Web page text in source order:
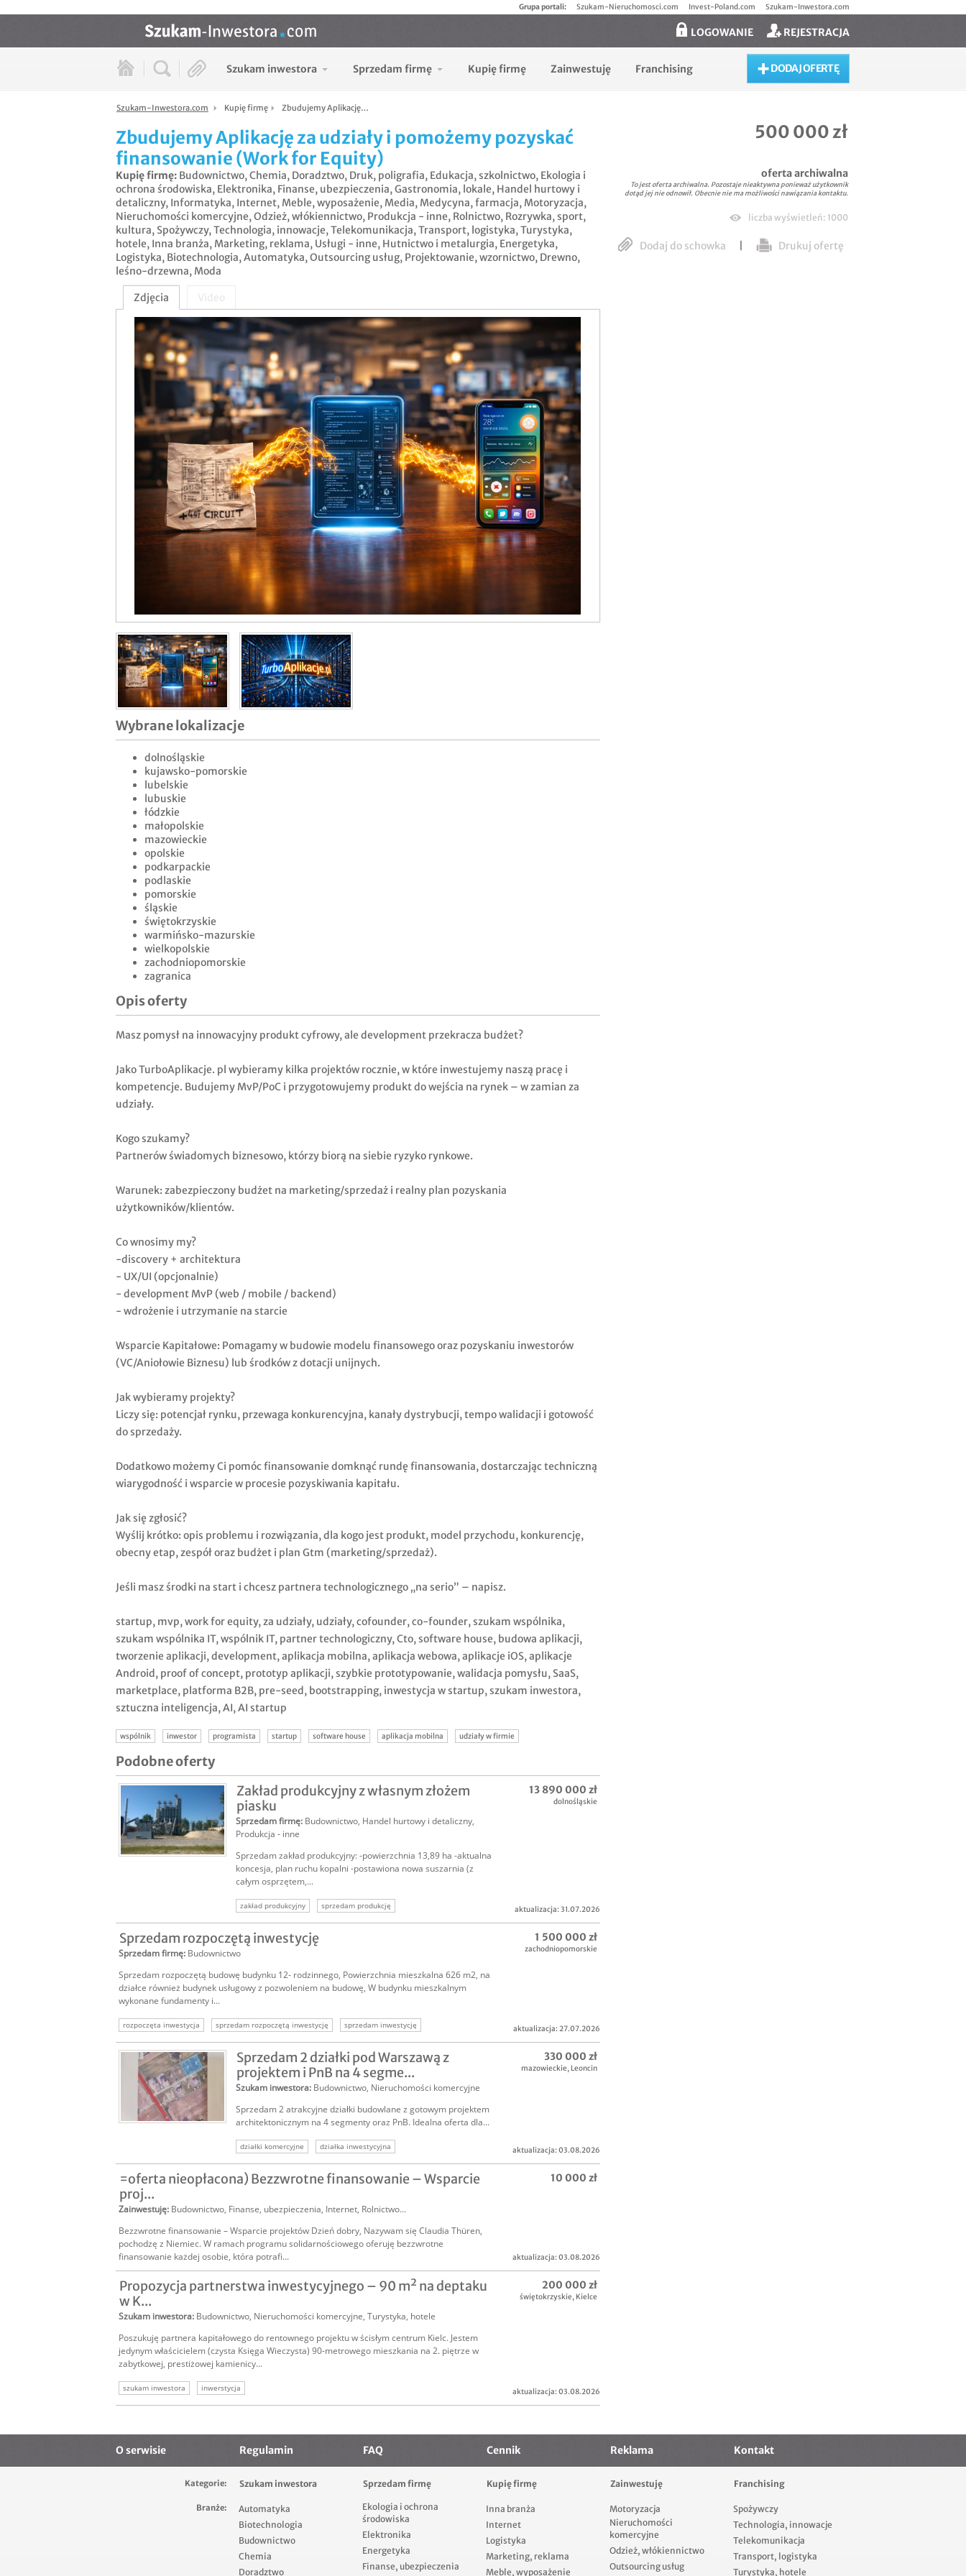
Grupa portali: Szukam-Nieruchomosci.com Invest-Poland.com Szukam-Inwestora.com
LOGOWANIE REJESTRACJA
Szukam inwestora Sprzedam firmę Kupię firmę Zainwestuję Franchising DODAJ OFERTĘ
Szukam-Inwestora.com Kupię firmę Zbudujemy Aplikację…
Zbudujemy Aplikację za udziały i pomożemy pozyskać
finansowanie (Work for Equity)
Kupię firmę: Budownictwo,Chemia, Doradztwo, Druk, poligrafia, Edukacja, szkolnictwo, Ekologia i
ochrona środowiska, Elektronika, Finanse, ubezpieczenia,Gastronomia, lokale, Handel hurtowy i
detaliczny, Informatyka, Internet, Meble, wyposażenie, Media, Medycyna, farmacja, Motoryzacja,
Nieruchomości komercyjne,Odzież, włókiennictwo, Produkcja - inne, Rolnictwo, Rozrywka, sport,
kultura, Spożywczy,Technologia, innowacje,Telekomunikacja,Transport, logistyka,Turystyka,
hotele, Inna branża, Marketing, reklama, Usługi - inne, Hutnictwo i metalurgia, Energetyka,
Logistyka, Biotechnologia,Automatyka,Outsourcing usług, Projektowanie, wzornictwo, Drewno,
leśno-drzewna, Moda
Zdjęcia
Wybrane lokalizacje
dolnośląskie
kujawsko-pomorskie
lubelskie
lubuskie
łódzkie
małopolskie
mazowieckie
opolskie
podkarpackie
podlaskie
pomorskie
śląskie
świętokrzyskie
warmińsko-mazurskie
wielkopolskie
zachodniopomorskie
zagranica
Opis oferty
Masz pomysł na innowacyjny produkt cyfrowy, ale development przekracza budżet?
Jako TurboAplikacje. pl wybieramy kilka projektów rocznie, w które inwestujemy naszą pracę i
kompetencje. Budujemy MvP/PoC i przygotowujemy produkt do wejścia na rynek – w zamian za
udziały.
Kogo szukamy?
Partnerów świadomych biznesowo, którzy biorą na siebie ryzyko rynkowe.
Warunek: zabezpieczony budżet na marketing/sprzedaż i realny plan pozyskania
użytkowników/klientów.
Co wnosimy my?
-discovery + architektura
- UX/UI (opcjonalnie)
- development MvP (web / mobile / backend)
- wdrożenie i utrzymanie na starcie
Wsparcie Kapitałowe: Pomagamy w budowie modelu finansowego oraz pozyskaniu inwestorów
(VC/Aniołowie Biznesu) lub środków z dotacji unijnych.
Jak wybieramy projekty?
Liczy się: potencjał rynku, przewaga konkurencyjna, kanały dystrybucji, tempo walidacji i gotowość
do sprzedaży.
Dodatkowo możemy Ci pomóc finansowanie domknąć rundę finansowania, dostarczając techniczną
wiarygodność i wsparcie w procesie pozyskiwania kapitału.
Jak się zgłosić?
Wyślij krótko: opis problemu i rozwiązania, dla kogo jest produkt, model przychodu, konkurencję,
obecny etap, zespół oraz budżet i plan Gtm (marketing/sprzedaż).
Jeśli masz środki na start i chcesz partnera technologicznego „na serio” – napisz.
startup, mvp, work for equity, za udziały, udziały, cofounder, co-founder, szukam wspólnika,
szukam wspólnika IT, wspólnik IT, partner technologiczny, Cto, software house, budowa aplikacji,
tworzenie aplikacji, development, aplikacja mobilna, aplikacja webowa, aplikacje iOS, aplikacje
Android, proof of concept, prototyp aplikacji, szybkie prototypowanie, walidacja pomysłu, SaaS,
marketplace, platforma B2B, pre-seed, bootstrapping, inwestycja w startup, szukam inwestora,
sztuczna inteligencja, AI, AI startup
wspólnik inwestor programista startup software house aplikacja mobilna udziały w firmie
Podobne oferty
Zakład produkcyjny z własnym złożem
piasku
Sprzedam firmę: Budownictwo, Handel hurtowy i detaliczny,
Produkcja - inne
Sprzedam zakład produkcyjny: -powierzchnia 13,89 ha -aktualna
koncesja, plan ruchu kopalni -postawiona nowa suszarnia (z
całym osprzętem,...
zakład produkcyjny sprzedam produkcję
13 890 000 zł
dolnośląskie
aktualizacja: 31.07.2026
Sprzedam rozpoczętą inwestycję
Sprzedam firmę: Budownictwo
Sprzedam rozpoczętą budowę budynku 12- rodzinnego, Powierzchnia mieszkalna 626 m2, na
działce również budynek usługowy z pozwoleniem na budowę, W budynku mieszkalnym
wykonane fundamenty i...
rozpoczęta inwestycja sprzedam rozpoczętą inwestycję
sprzedam inwestycję
rozpoczęta inwestycja budowa
1 500 000 zł
zachodniopomorskie
aktualizacja: 27.07.2026
Sprzedam 2 działki pod Warszawą z
projektem i PnB na 4 segme...
Szukam inwestora: Budownictwo, Nieruchomości komercyjne
Sprzedam 2 atrakcyjne działki budowlane z gotowym projektem
architektonicznym na 4 segmenty oraz PnB. Idealna oferta dla...
działki komercyjne
działka inwestycyjna
sprzedam działkę deweloperską
działki deweloperskie warszawa
grunty deweloperskie
nieruchomość deweloperska
330 000 zł
mazowieckie, Leoncin
aktualizacja: 03.08.2026
=oferta nieopłacona) Bezzwrotne finansowanie – Wsparcie
proj...
Zainwestuję: Budownictwo, Finanse, ubezpieczenia, Internet, Rolnictwo...
Bezzwrotne finansowanie – Wsparcie projektów Dzień dobry, Nazywam się Claudia Thüren,
pochodzę z Niemiec. W ramach programu solidarnościowego oferuję bezzwrotne
finansowanie każdej osobie, która potrafi...
10 000 zł
aktualizacja: 03.08.2026
Propozycja partnerstwa inwestycyjnego – 90 m² na deptaku
w K...
Szukam inwestora: Budownictwo, Nieruchomości komercyjne, Turystyka, hotele
Poszukuję partnera kapitałowego do rentownego projektu w ścisłym centrum Kielc. Jestem
jedynym właścicielem (czysta Księga Wieczysta) 90-metrowego mieszkania na 2. piętrze w
zabytkowej, prestiżowej kamienicy...
szukam inwestora inwerstycja
200 000 zł
świętokrzyskie, Kielce
aktualizacja: 03.08.2026
500 000 zł
oferta archiwalna
To jest oferta archiwalna. Pozostaje nieaktywna ponieważ użytkownik
dotąd jej nie odnowił. Obecnie nie ma możliwości nawiązania kontaktu.
liczba wyświetleń: 1000
Dodaj do schowka Drukuj ofertę
O serwisie Regulamin FAQ Cennik Reklama Kontakt
Kategorie: Szukam inwestora Sprzedam firmę Kupię firmę Zainwestuję Franchising
Branże:
Automatyka
Biotechnologia
Budownictwo
Chemia
Doradztwo
Ekologia i ochrona
środowiska
Elektronika
Energetyka
Finanse, ubezpieczenia
Inna branża
Internet
Logistyka
Marketing, reklama
Meble, wyposażenie
Motoryzacja
Nieruchomości
komercyjne
Odzież, włókiennictwo
Outsourcing usług
Spożywczy
Technologia, innowacje
Telekomunikacja
Transport, logistyka
Turystyka, hotele